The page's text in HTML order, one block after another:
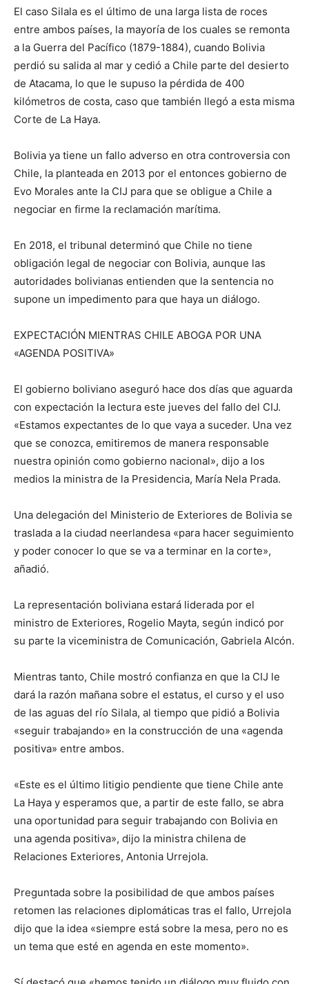
El caso Silala es el último de una larga lista de roces
entre ambos países, la mayoría de los cuales se remonta
a la Guerra del Pacífico (1879-1884), cuando Bolivia
perdió su salida al mar y cedió a Chile parte del desierto
de Atacama, lo que le supuso la pérdida de 400
kilómetros de costa, caso que también llegó a esta misma
Corte de La Haya.
Bolivia ya tiene un fallo adverso en otra controversia con
Chile, la planteada en 2013 por el entonces gobierno de
Evo Morales ante la CIJ para que se obligue a Chile a
negociar en firme la reclamación marítima.
En 2018, el tribunal determinó que Chile no tiene
obligación legal de negociar con Bolivia, aunque las
autoridades bolivianas entienden que la sentencia no
supone un impedimento para que haya un diálogo.
EXPECTACIÓN MIENTRAS CHILE ABOGA POR UNA
«AGENDA POSITIVA»
El gobierno boliviano aseguró hace dos días que aguarda
con expectación la lectura este jueves del fallo del CIJ.
«Estamos expectantes de lo que vaya a suceder. Una vez
que se conozca, emitiremos de manera responsable
nuestra opinión como gobierno nacional», dijo a los
medios la ministra de la Presidencia, María Nela Prada.
Una delegación del Ministerio de Exteriores de Bolivia se
traslada a la ciudad neerlandesa «para hacer seguimiento
y poder conocer lo que se va a terminar en la corte»,
añadió.
La representación boliviana estará liderada por el
ministro de Exteriores, Rogelio Mayta, según indicó por
su parte la viceministra de Comunicación, Gabriela Alcón.
Mientras tanto, Chile mostró confianza en que la CIJ le
dará la razón mañana sobre el estatus, el curso y el uso
de las aguas del río Silala, al tiempo que pidió a Bolivia
«seguir trabajando» en la construcción de una «agenda
positiva» entre ambos.
«Este es el último litigio pendiente que tiene Chile ante
La Haya y esperamos que, a partir de este fallo, se abra
una oportunidad para seguir trabajando con Bolivia en
una agenda positiva», dijo la ministra chilena de
Relaciones Exteriores, Antonia Urrejola.
Preguntada sobre la posibilidad de que ambos países
retomen las relaciones diplomáticas tras el fallo, Urrejola
dijo que la idea «siempre está sobre la mesa, pero no es
un tema que esté en agenda en este momento».